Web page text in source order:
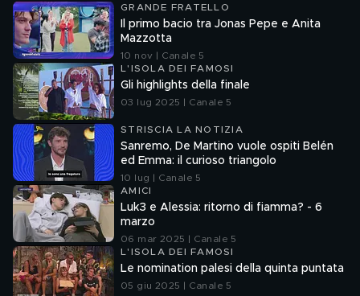
GRANDE FRATELLO
Il primo bacio tra Jonas Pepe e Anita
Mazzotta
10 nov | Canale 5
L'ISOLA DEI FAMOSI
Gli highlights della finale
03 lug 2025 | Canale 5
STRISCIA LA NOTIZIA
Sanremo, De Martino vuole ospiti Belén
ed Emma: il curioso triangolo
10 lug | Canale 5
AMICI
Luk3 e Alessia: ritorno di fiamma? - 6
marzo
06 mar 2025 | Canale 5
L'ISOLA DEI FAMOSI
Le nomination palesi della quinta puntata
05 giu 2025 | Canale 5